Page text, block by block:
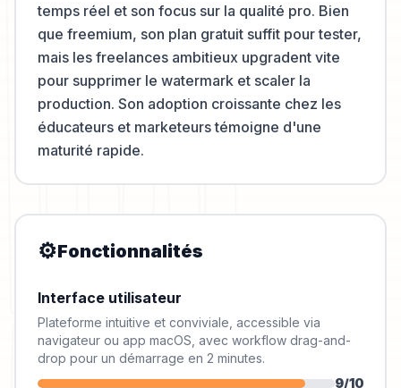
temps réel et son focus sur la qualité pro. Bien
que freemium, son plan gratuit suffit pour tester,
mais les freelances ambitieux upgradent vite
pour supprimer le watermark et scaler la
production. Son adoption croissante chez les
éducateurs et marketeurs témoigne d'une
maturité rapide.
⚙️Fonctionnalités
Interface utilisateur
Plateforme intuitive et conviviale, accessible via
navigateur ou app macOS, avec workflow drag-and-
drop pour un démarrage en 2 minutes.
9/10